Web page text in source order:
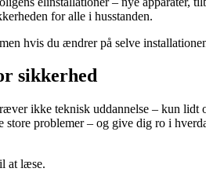
for alle i husstanden.
hvis du ændrer på selve
sikkerhed
ikke teknisk uddannelse – kun
store problemer – og give dig ro i
at læse.